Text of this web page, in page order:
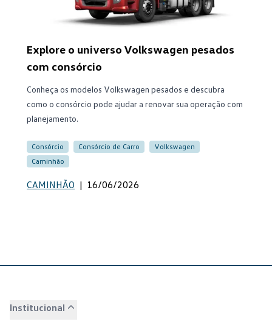
Explore o universo Volkswagen pesados
com consórcio
Conheça os modelos Volkswagen pesados e descubra
como o consórcio pode ajudar a renovar sua operação com
planejamento.
Consórcio Consórcio de Carro
Volkswagen
Caminhão
CAMINHÃO | 16/06/2026
Institucional